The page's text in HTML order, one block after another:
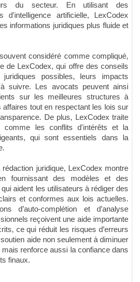
du secteur. En utilisant des
d'intelligence artificielle, LexCodex
informations juridiques plus fluide et
considéré comme compliqué,
de LexCodex, qui offre des conseils
possibles, leurs impacts
suivre. Les avocats peuvent ainsi
sur les meilleures structures à
tout en respectant les lois sur
De plus, LexCodex traite
comme les conflits d'intérêts et la
qui sont essentiels dans la
juridique, LexCodex montre
fournissant des modèles et des
aident les utilisateurs à rédiger des
et conformes aux lois actuelles.
d’auto-complétion et d’analyse
reçoivent une aide importante
ce qui réduit les risques d’erreurs
aide non seulement à diminuer
renforce aussi la confiance dans
finaux.